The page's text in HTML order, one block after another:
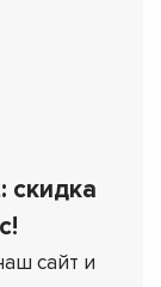
скидка
сайт и